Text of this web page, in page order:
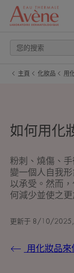
主頁 化妝品 用
如何用化
粉刺、燒傷、
變一個人自我
以承受。然而
何減少並使之
更新于 8/10/2025
用化妝品